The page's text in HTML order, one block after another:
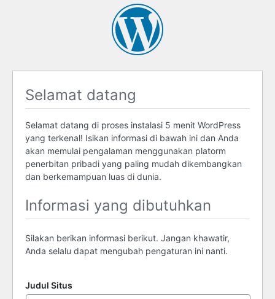
Selamat datang
Selamat datang di proses instalasi 5 menit WordPress
yang terkenal! Isikan informasi di bawah ini dan Anda
akan memulai pengalaman menggunakan platorm
penerbitan pribadi yang paling mudah dikembangkan
dan berkemampuan luas di dunia.
Informasi yang dibutuhkan
Silakan berikan informasi berikut. Jangan khawatir,
Anda selalu dapat mengubah pengaturan ini nanti.
Judul Situs